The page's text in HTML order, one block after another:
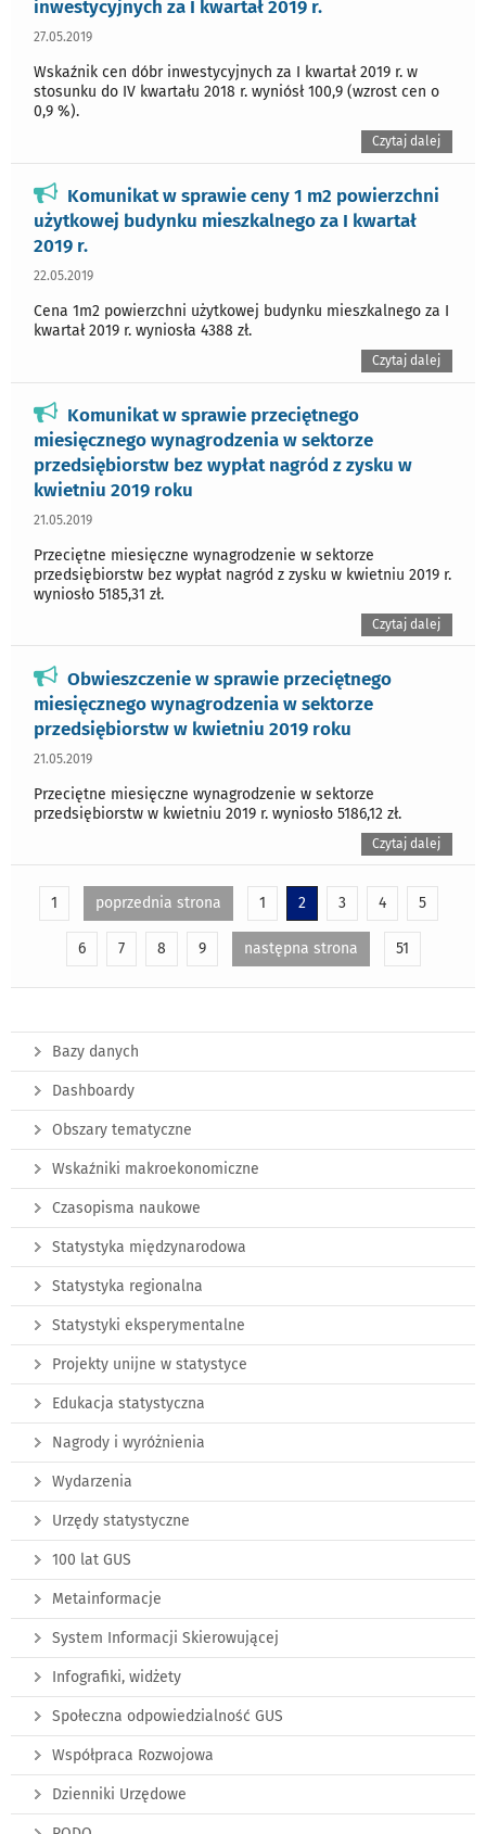
inwestycyjnych za I kwartał 2019 r.
27.05.2019
Wskaźnik cen dóbr inwestycyjnych za I kwartał 2019 r. w
stosunku do IV kwartału 2018 r. wyniósł 100,9 (wzrost cen o
0,9 %).
Czytaj dalej
Komunikat w sprawie ceny 1 m2 powierzchni
użytkowej budynku mieszkalnego za I kwartał
2019 r.
22.05.2019
Cena 1m2 powierzchni użytkowej budynku mieszkalnego za I
kwartał 2019 r. wyniosła 4388 zł.
Czytaj dalej
Komunikat w sprawie przeciętnego
miesięcznego wynagrodzenia w sektorze
przedsiębiorstw bez wypłat nagród z zysku w
kwietniu 2019 roku
21.05.2019
Przeciętne miesięczne wynagrodzenie w sektorze
przedsiębiorstw bez wypłat nagród z zysku w kwietniu 2019 r.
wyniosło 5185,31 zł.
Czytaj dalej
Obwieszczenie w sprawie przeciętnego
miesięcznego wynagrodzenia w sektorze
przedsiębiorstw w kwietniu 2019 roku
21.05.2019
Przeciętne miesięczne wynagrodzenie w sektorze
przedsiębiorstw w kwietniu 2019 r. wyniosło 5186,12 zł.
Czytaj dalej
1 poprzednia strona 1 2 3 4 5
6 7 8 9 następna strona 51
Bazy danych
Dashboardy
Obszary tematyczne
Wskaźniki makroekonomiczne
Czasopisma naukowe
Statystyka międzynarodowa
Statystyka regionalna
Statystyki eksperymentalne
Projekty unijne w statystyce
Edukacja statystyczna
Nagrody i wyróżnienia
Wydarzenia
Urzędy statystyczne
100 lat GUS
Metainformacje
System Informacji Skierowującej
Infografiki, widżety
Społeczna odpowiedzialność GUS
Współpraca Rozwojowa
Dzienniki Urzędowe